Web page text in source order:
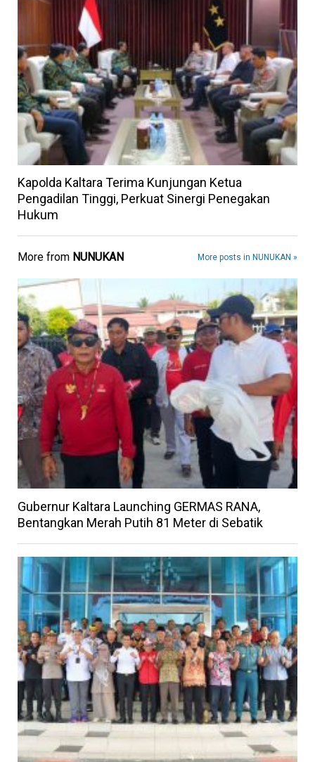
Kapolda Kaltara Terima Kunjungan Ketua
Pengadilan Tinggi, Perkuat Sinergi Penegakan
Hukum
More from NUNUKAN More posts in NUNUKAN »
Gubernur Kaltara Launching GERMAS RANA,
Bentangkan Merah Putih 81 Meter di Sebatik